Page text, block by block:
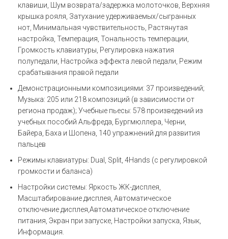
клавиши, Шум возврата/задержка молоточков, Верхняя
крышка рояля, Затухание удерживаемых/сыгранных
нот, Минимальная чувствительность, Растянутая
настройка, Темперация, Тональность темперации,
Громкость клавиатуры, Регулировка нажатия
полупедали, Настройка эффекта левой педали, Режим
срабатывания правой педали
Демонстрационными композициями: 37 произведений;
Музыка: 205 или 218 композиций (в зависимости от
региона продаж); Учебные пьесы: 578 произведений из
учебных пособий Альфреда, Бургмюллера, Черни,
Байера, Баха и Шопена, 140 упражнений для развития
пальцев
Режимы клавиатуры: Dual, Split, 4Hands (с регулировкой
громкости и баланса)
Настройки системы: Яркость ЖК-дисплея,
Масштабирование дисплея, Автоматическое
отключение дисплея,Автоматическое отключение
питания, Экран при запуске, Настройки запуска, Язык,
Информация.